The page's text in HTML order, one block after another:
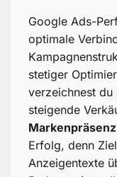
Google Ads-
optimale
stetiger
verzeichnest du
steigende
Markenpräsenz
Erfolg, denn
Anzeigentexte